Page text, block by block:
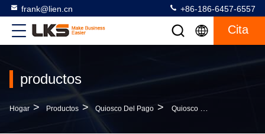
frank@lien.cn +86-186-6457-6557
Cita
productos
Hogar > Productos > Quiosco Del Pago > Quiosco Multifuncional Del Pago De Bill